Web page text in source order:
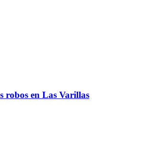
robos en Las Varillas